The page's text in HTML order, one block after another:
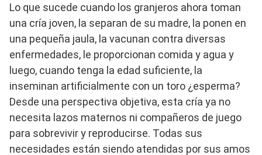
Lo que sucede cuando los granjeros ahora toman
una cría joven, la separan de su madre, la ponen en
una pequeña jaula, la vacunan contra diversas
enfermedades, le proporcionan comida y agua y
luego, cuando tenga la edad suficiente, la
inseminan artificialmente con un toro ¿esperma?
Desde una perspectiva objetiva, esta cría ya no
necesita lazos maternos ni compañeros de juego
para sobrevivir y reproducirse. Todas sus
necesidades están siendo atendidas por sus amos